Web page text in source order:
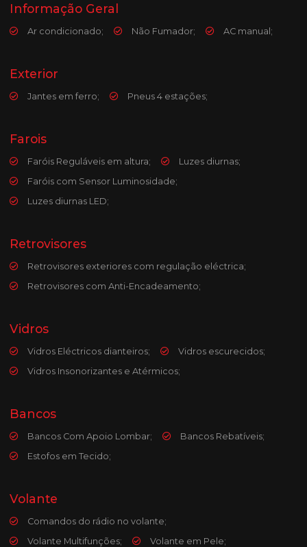
Informação Geral
Ar condicionado; Não Fumador; AC manual;
Exterior
Jantes em ferro; Pneus 4 estações;
Farois
Faróis Reguláveis em altura;
Luzes diurnas;
Faróis com Sensor Luminosidade;
Luzes diurnas LED;
Retrovisores
Retrovisores exteriores com regulação eléctrica;
Retrovisores com Anti-Encadeamento;
Vidros
Vidros Eléctricos dianteiros;
Vidros escurecidos;
Vidros Insonorizantes e Atérmicos;
Bancos
Bancos Com Apoio Lombar;
Bancos Rebatíveis;
Estofos em Tecido;
Volante
Comandos do rádio no volante;
Volante Multifunções;
Volante em Pele;